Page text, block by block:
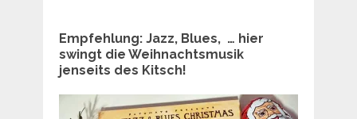
Empfehlung: Jazz, Blues, … hier
swingt die Weihnachtsmusik
jenseits des Kitsch!